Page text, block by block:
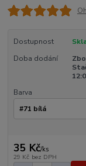
Dostupnost
Doba dodání
Barva
35 Kč/ks
29 Kč bez DPH